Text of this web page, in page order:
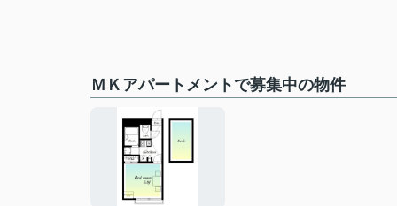
ＭＫアパートメントで募集中の物件